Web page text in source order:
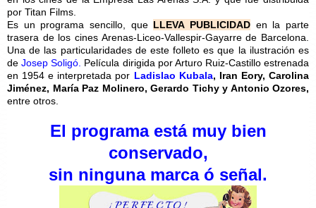
por Titan Films.
Es un programa sencillo, que LLEVA PUBLICIDAD en la parte
trasera de los cines Arenas-Liceo-Vallespir-Gayarre de Barcelona.
Una de las particularidades de este folleto es que la ilustración es
deJosep Soligó. Película dirigida por Arturo Ruiz-Castillo estrenada
en 1954 e interpretada por Ladislao Kubala, Iran Eory, Carolina
Jiménez, María Paz Molinero, Gerardo Tichy y Antonio Ozores,
entre otros.
El programa está muy bien
conservado,
sin ninguna marca ó señal.